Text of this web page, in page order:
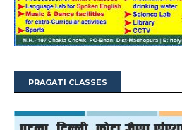
PRAGATI CLASSES